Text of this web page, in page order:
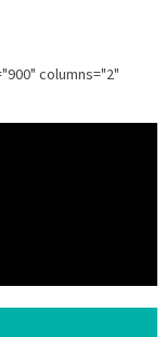
columns="2"